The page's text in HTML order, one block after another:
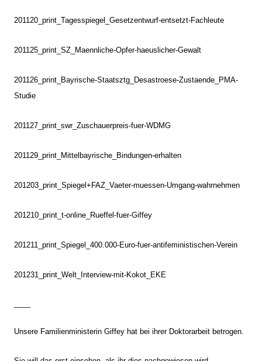
201120_print_Tagesspiegel_Gesetzentwurf-entsetzt-Fachleute
201125_print_SZ_Maennliche-Opfer-haeuslicher-Gewalt
201126_print_Bayrische-Staatsztg_Desastroese-Zustaende_PMA-
Studie
201127_print_swr_Zuschauerpreis-fuer-WDMG
201129_print_Mittelbayrische_Bindungen-erhalten
201203_print_Spiegel+FAZ_Vaeter-muessen-Umgang-wahrnehmen
201210_print_t-online_Rueffel-fuer-Giffey
201211_print_Spiegel_400.000-Euro-fuer-antifeministischen-Verein
201231_print_Welt_Interview-mit-Kokot_EKE
Unsere Familienministerin Giffey hat bei ihrer Doktorarbeit betrogen.